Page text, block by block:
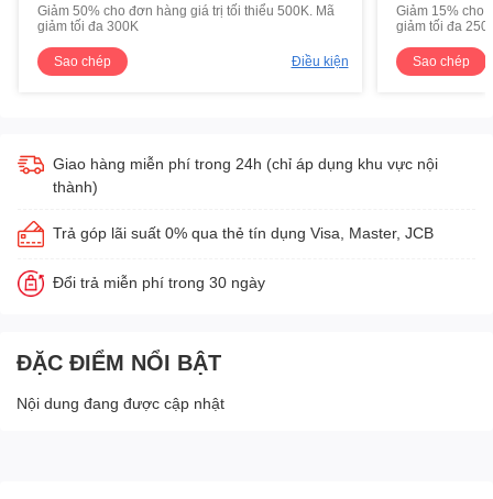
Giảm 50% cho đơn hàng giá trị tối thiểu 500K. Mã
giảm tối đa 300K
Sao chép Điều kiện
Giảm 15% cho
giảm tối đa
Sao chép
Giao hàng miễn phí trong 24h (chỉ áp dụng khu vực nội
thành)
Trả góp lãi suất 0% qua thẻ tín dụng Visa, Master, JCB
Đổi trả miễn phí trong 30 ngày
ĐẶC ĐIỂM NỔI BẬT
Nội dung đang được cập nhật